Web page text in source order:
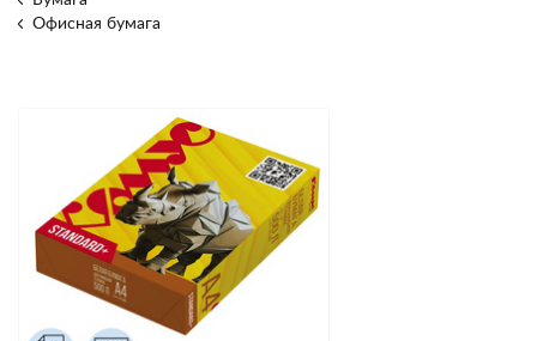
Офисная бумага